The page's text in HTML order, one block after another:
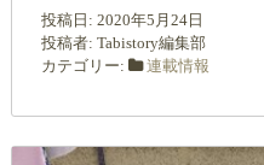
投稿日: 2020年5月24日
投稿者: Tabistory編集部
カテゴリー:
連載情報